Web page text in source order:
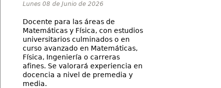
Lunes 08 de Junio de 2026
Docente para las áreas de
Matemáticas y Física, con estudios
universitarios culminados o en
curso avanzado en Matemáticas,
Física, Ingeniería o carreras
afines. Se valorará experiencia en
docencia a nivel de premedia y
media.